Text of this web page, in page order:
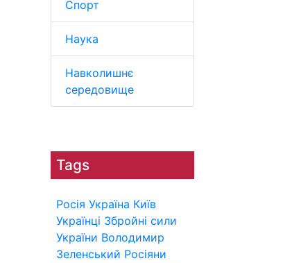
Спорт
Наука
Навколишнє
середовище
Tags
Росія Україна Київ
Українці Збройні сили
України Володимир
Зеленський Росіяни